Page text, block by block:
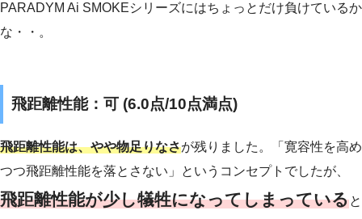
PARADYM Ai SMOKEシリーズにはちょっとだけ負けているか
な・・。
飛距離性能：可 (6.0点/10点満点)
飛距離性能は、やや物足りなさが残りました。「寛容性を高め
つつ飛距離性能を落とさない」というコンセプトでしたが、
飛距離性能が少し犠牲になってしまっていると